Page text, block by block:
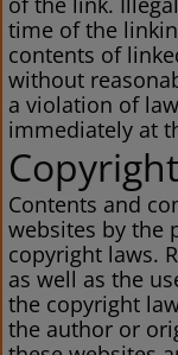
time of the
contents of
without
a violation of
immediately at
Copyright
Contents and
websites by the
copyright laws.
as well as the
the copyright
the author or